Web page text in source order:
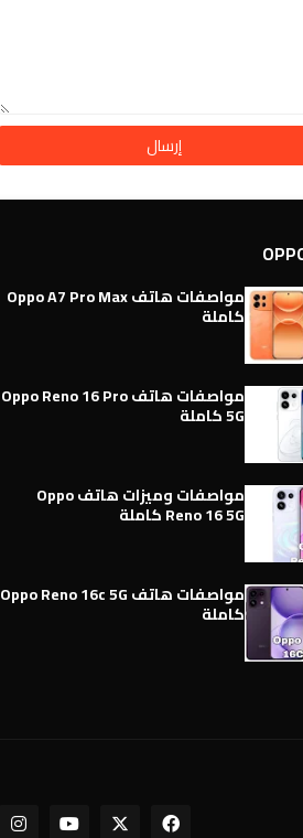
مواصفات هاتف Oppo A7 Pro Max
كاملة
مواصفات هاتف Oppo Reno 16 Pro
5G كاملة
مواصفات وميزات هاتف Oppo
Reno 16 5G كاملة
مواصفات هاتف Oppo Reno 16c 5G
كاملة